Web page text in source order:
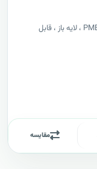
دانلود طرح پيشنهادي(پروپوزال) استاندارد پم‌باک PMBOK ، لایه باز ، قابل
مقایسه